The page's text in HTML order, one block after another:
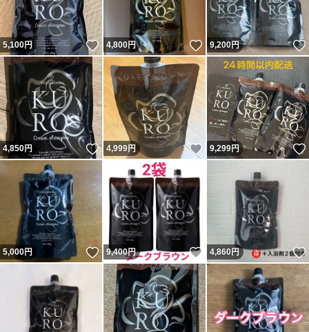
5,100円 いいね！
4,800円 いいね！
9,200円
4,850円 いいね！
4,999円 いいね！
9,299円
5,000円 いいね！
9,400円 いいね！
4,860円